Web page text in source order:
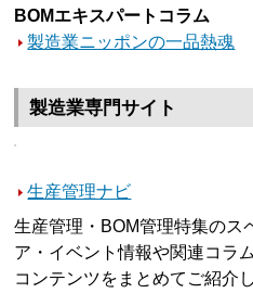
BOMエキスパートコラム
製造業ニッポンの一品熱魂
製造業専門サイト
生産管理ナビ
生産管理・BOM管理特集のス
ア・イベント情報や関連コラ
コンテンツをまとめてご紹介